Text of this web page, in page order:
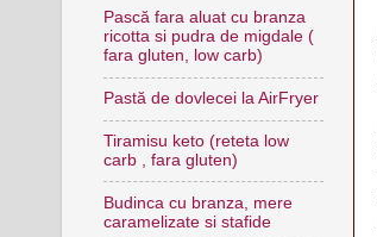
Pască fara aluat cu branza
ricotta si pudra de migdale (
fara gluten, low carb)
Pastă de dovlecei la AirFryer
Tiramisu keto (reteta low
carb , fara gluten)
Budinca cu branza, mere
caramelizate si stafide